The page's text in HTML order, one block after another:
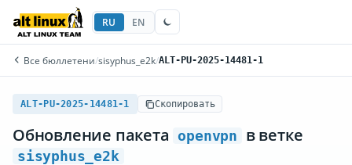
RU EN
Все бюллетени/sisyphus_e2k/ALT-PU-2025-14481-1
ALT-PU-2025-14481-1 Скопировать
Обновление пакета openvpn в ветке
sisyphus_e2k